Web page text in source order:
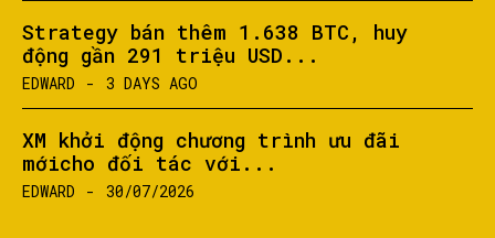
SEARCH...
Strategy bán thêm 1.638 BTC, huy
động gần 291 triệu USD...
EDWARD - 3 DAYS AGO
XM khởi động chương trình ưu đãi
mớicho đối tác với...
EDWARD - 30/07/2026